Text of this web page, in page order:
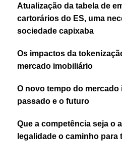
Atualização da tabela de
cartorários do ES, uma
sociedade capixaba
Os impactos da
mercado imobiliário
O novo tempo do
passado e o futuro
Que a competência seja o
legalidade o caminho para